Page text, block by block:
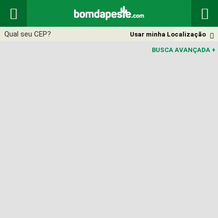
 

Usar minha Localização
BUSCA AVANÇADA +